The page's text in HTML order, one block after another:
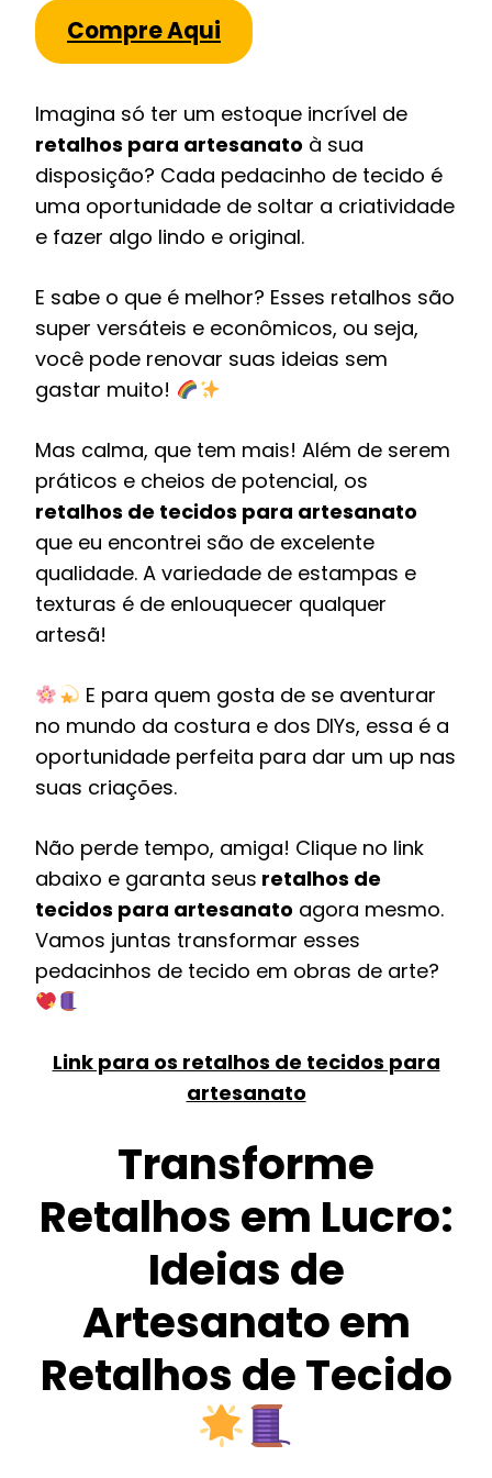
Compre Aqui
Imagina só ter um estoque incrível de
retalhos para artesanato à sua
disposição? Cada pedacinho de tecido é
uma oportunidade de soltar a criatividade
e fazer algo lindo e original.
E sabe o que é melhor? Esses retalhos são
super versáteis e econômicos, ou seja,
você pode renovar suas ideias sem
gastar muito!
Mas calma, que tem mais! Além de serem
práticos e cheios de potencial, os
retalhos de tecidos para artesanato
que eu encontrei são de excelente
qualidade. A variedade de estampas e
texturas é de enlouquecer qualquer
artesã!
E para quem gosta de se aventurar
no mundo da costura e dos DIYs, essa é a
oportunidade perfeita para dar um up nas
suas criações.
Não perde tempo, amiga! Clique no link
abaixo e garanta seus retalhos de
tecidos para artesanato agora mesmo.
Vamos juntas transformar esses
pedacinhos de tecido em obras de arte?
Link para os retalhos de tecidos para
artesanato
Transforme
Retalhos em Lucro:
Ideias de
Artesanato em
Retalhos de Tecido